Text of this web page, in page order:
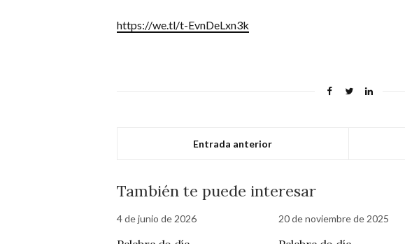
https://we.tl/t-EvnDeLxn3k
Entrada anterior
También te puede interesar
4 de junio de 2026 20 de noviembre de 2025